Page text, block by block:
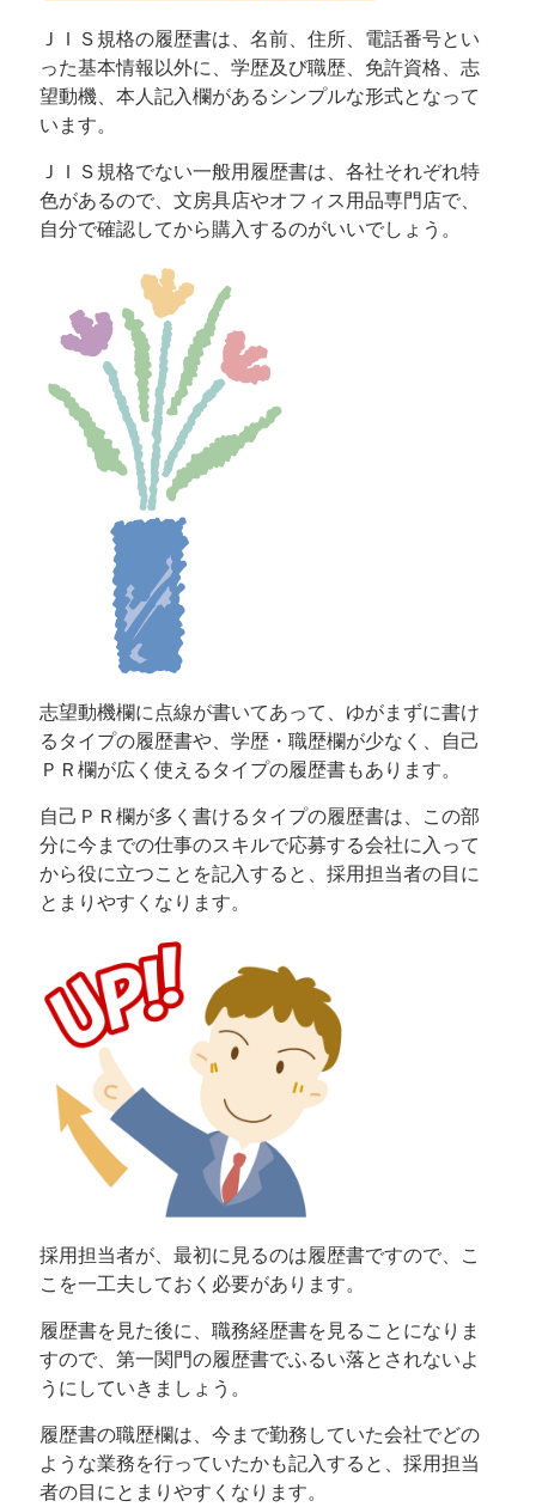
ＪＩＳ規格の履歴書は、名前、住所、電話番号とい
った基本情報以外に、学歴及び職歴、免許資格、志
望動機、本人記入欄があるシンプルな形式となって
います。
ＪＩＳ規格でない一般用履歴書は、各社それぞれ特
色があるので、文房具店やオフィス用品専門店で、
自分で確認してから購入するのがいいでしょう。
志望動機欄に点線が書いてあって、ゆがまずに書け
るタイプの履歴書や、学歴・職歴欄が少なく、自己
ＰＲ欄が広く使えるタイプの履歴書もあります。
自己ＰＲ欄が多く書けるタイプの履歴書は、この部
分に今までの仕事のスキルで応募する会社に入って
から役に立つことを記入すると、採用担当者の目に
とまりやすくなります。
採用担当者が、最初に見るのは履歴書ですので、こ
こを一工夫しておく必要があります。
履歴書を見た後に、職務経歴書を見ることになりま
すので、第一関門の履歴書でふるい落とされないよ
うにしていきましょう。
履歴書の職歴欄は、今まで勤務していた会社でどの
ような業務を行っていたかも記入すると、採用担当
者の目にとまりやすくなります。